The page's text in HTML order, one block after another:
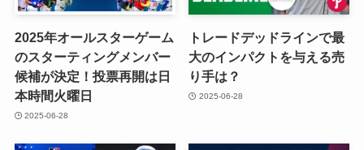
2025年オールスターゲーム
のスターティングメンバー
候補が決定！投票再開は日
本時間火曜日
2025-06-28
トレードデッドラインで最
大のインパクトを与える売
り手は？
2025-06-28